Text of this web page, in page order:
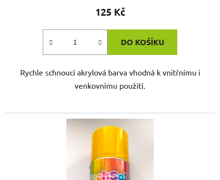
125 Kč
DO KOŠÍKU
Rychle schnoucí akrylová barva vhodná k vnitřnímu i
venkovnímu použití.